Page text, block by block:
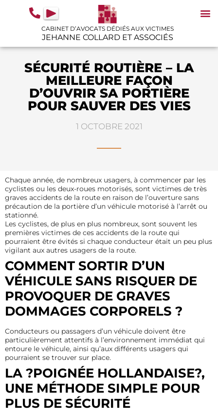
principal
CABINET D’AVOCATS DÉDIÉS AUX VICTIMES
JEHANNE COLLARD ET ASSOCIÉS
SÉCURITÉ ROUTIÈRE – LA
MEILLEURE FAÇON
D’OUVRIR SA PORTIÈRE
POUR SAUVER DES VIES
1 OCTOBRE 2021
Chaque année, de nombreux usagers, à commencer par les
cyclistes ou les deux-roues motorisés, sont victimes de très
graves accidents de la route en raison de l’ouverture sans
précaution de la portière d’un véhicule motorisé à l’arrêt ou
stationné.
Les cyclistes, de plus en plus nombreux, sont souvent les
premières victimes de ces accidents de la route qui
pourraient être évités si chaque conducteur était un peu plus
vigilant aux autres usagers de la route.
COMMENT SORTIR D’UN
VÉHICULE SANS RISQUER DE
PROVOQUER DE GRAVES
DOMMAGES CORPORELS ?
Conducteurs ou passagers d’un véhicule doivent être
particulièrement attentifs à l’environnement immédiat qui
entoure le véhicule, ainsi qu’aux différents usagers qui
pourraient se trouver sur place.
LA ?POIGNÉE HOLLANDAISE?,
UNE MÉTHODE SIMPLE POUR
PLUS DE SÉCURITÉ